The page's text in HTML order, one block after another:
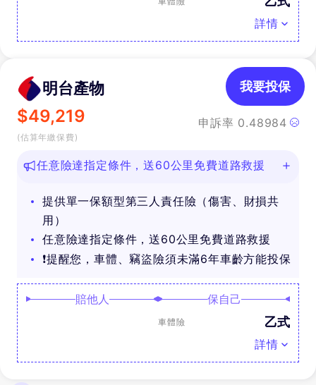
詳情
明台產物
$49,219
(估算年繳保費)
申訴率 0.48984
我要投保
任意險達指定條件，送60公里免費道路救援
提供單一保額型第三人責任險（傷害、財損共
用）
任意險達指定條件，送60公里免費道路救援
❗提醒您，車體、竊盜險須未滿6年車齡方能投保
賠他人 保自己
車體險 乙式
詳情